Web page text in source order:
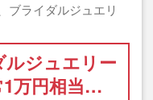
ブライダルジュエリ
ジュエリー
1万円相当…